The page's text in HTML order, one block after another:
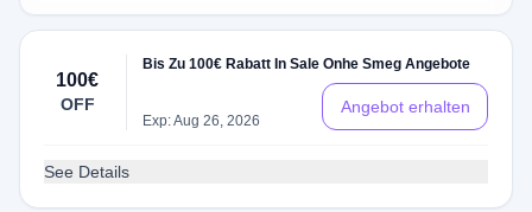
100€
OFF
Bis Zu 100€ Rabatt In Sale Onhe Smeg Angebote
Exp: Aug 26, 2026
Angebot erhalten
See Details